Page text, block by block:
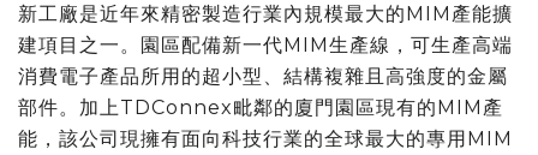
新工廠是近年來精密製造行業內規模最大的MIM產能擴
建項目之一。園區配備新一代MIM生產線，可生產高端
消費電子產品所用的超小型、結構複雜且高強度的金屬
部件。加上TDConnex毗鄰的廈門園區現有的MIM產
能，該公司現擁有面向科技行業的全球最大的專用MIM